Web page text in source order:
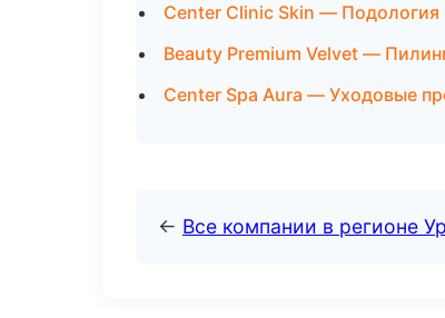
Center Clinic Skin — Подология
Beauty Premium Velvet —
Center Spa Aura — Уходовые
← Все компании в регионе